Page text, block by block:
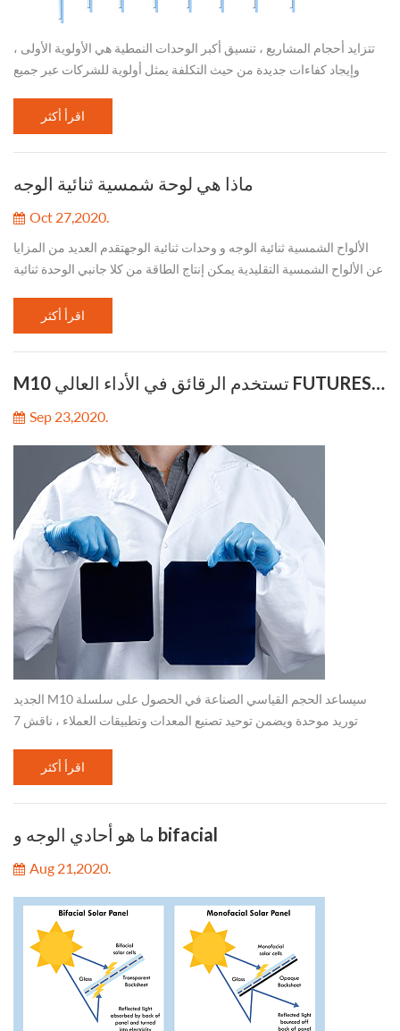
تتزايد أحجام المشاريع ، تنسيق أكبر الوحدات النمطية هي الأولوية الأولى ،
وإيجاد كفاءات جديدة من حيث التكلفة يمثل أولوية للشركات عبر جميع
اقرأ أكثر
ماذا هي لوحة شمسية ثنائية الوجه
Oct 27,2020.
الألواح الشمسية ثنائية الوجه و وحدات ثنائية الوجهتقدم العديد من المزايا
عن الألواح الشمسية التقليدية يمكن إنتاج الطاقة من كلا جانبي الوحدة ثنائية
اقرأ أكثر
M10 تستخدم الرقائق في الأداء العالي FUTURESOLAR الوحدات
Sep 23,2020.
الجديد M10 سيساعد الحجم القياسي الصناعة في الحصول على سلسلة
توريد موحدة ويضمن توحيد تصنيع المعدات وتطبيقات العملاء ، ناقش 7
الطاقة 2....
اقرأ أكثر
ما هو أحادي الوجه و bifacial
Aug 21,2020.